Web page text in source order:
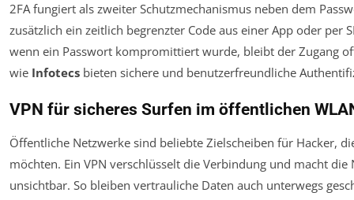
2FA fungiert als zweiter Schutzmechanismus neben dem
zusätzlich ein zeitlich begrenzter Code aus einer App oder per
wenn ein Passwort kompromittiert wurde, bleibt der Zugang
wie Infotecs bieten sichere und benutzerfreundliche
VPN für sicheres Surfen im öffentlichen
Öffentliche Netzwerke sind beliebte Zielscheiben für Hacker,
möchten. Ein VPN verschlüsselt die Verbindung und macht die
unsichtbar. So bleiben vertrauliche Daten auch unterwegs